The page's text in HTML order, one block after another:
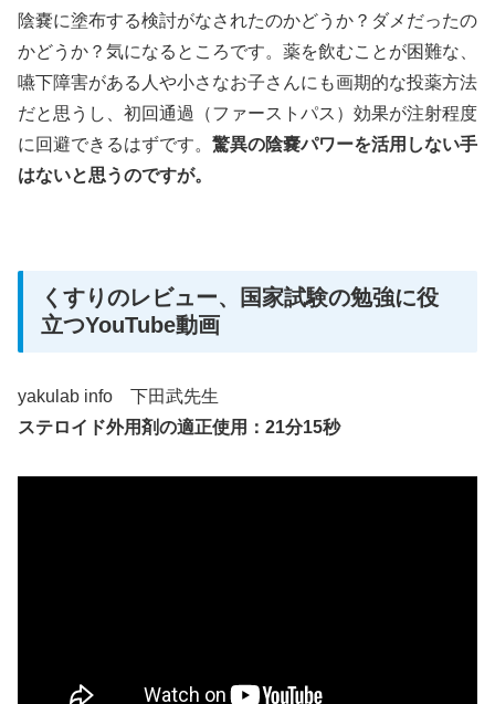
陰嚢に塗布する検討がなされたのかどうか？ダメだったの
かどうか？気になるところです。薬を飲むことが困難な、
嚥下障害がある人や小さなお子さんにも画期的な投薬方法
だと思うし、初回通過（ファーストパス）効果が注射程度
に回避できるはずです。 驚異の陰嚢パワーを活用しない手
はないと思うのですが。
くすりのレビュー、国家試験の勉強に役
立つYouTube動画
yakulab info 下田武先生
ステロイド外用剤の適正使用：21分15秒